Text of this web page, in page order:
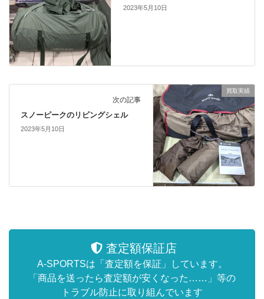
2023年5月10日
買取実績
次の記事
スノーピークのリビングシェル
2023年5月10日
査定額保証店
A-SPORTSは「査定額を保証」しています。
「商品を送ったら査定額が安くなった……」等の
トラブル防止に取り組んでいます